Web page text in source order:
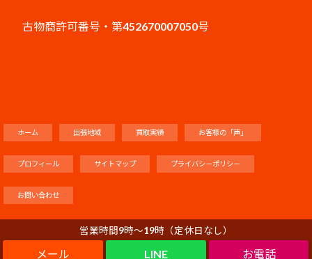
営業時間9時～19時（定休日なし）
LINE
古物商許可番号・第452670007050号
ホーム 出張地域 買取実績 お客様の「声」
プロフィール サイトマップ プライバシ－ポリシ－
お問い合わせ
Copyright© 藤沢出張買取ひなた, 2026 All Rights Reserved.